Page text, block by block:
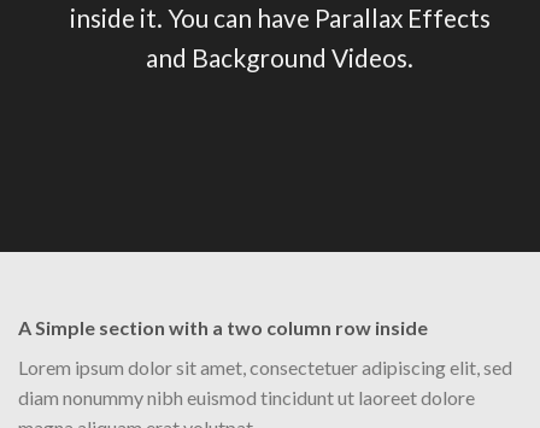
inside it. You can have Parallax Effects
and Background Videos.
A Simple section with a two column row inside
Lorem ipsum dolor sit amet, consectetuer adipiscing elit, sed
diam nonummy nibh euismod tincidunt ut laoreet dolore